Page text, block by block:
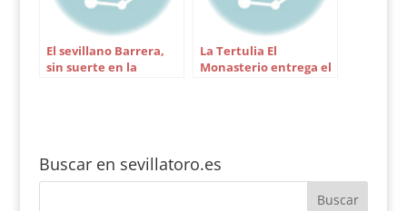
El sevillano Barrera,
sin suerte en la
La Tertulia El
Monasterio entrega el
Buscar en sevillatoro.es